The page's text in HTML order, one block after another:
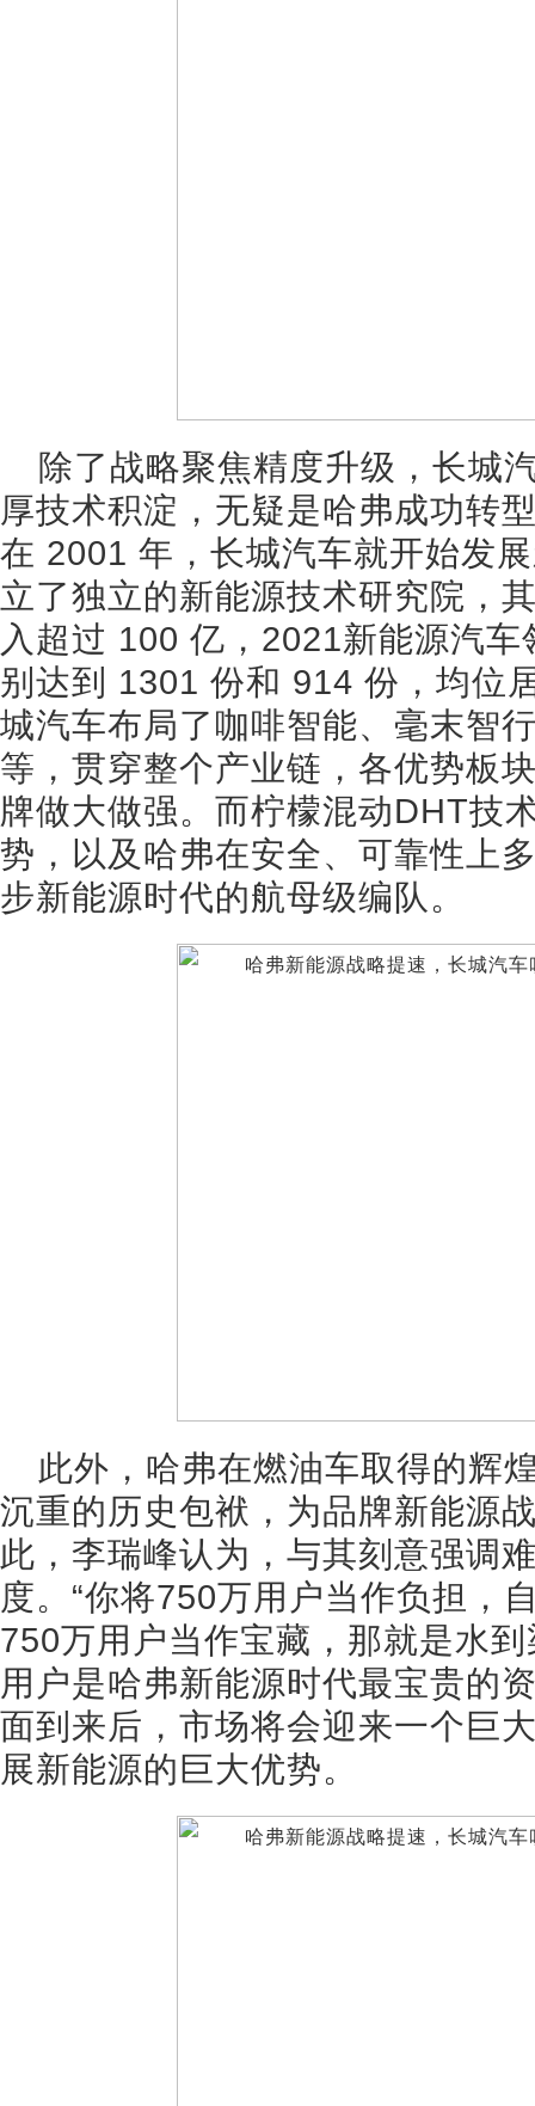
除了战略聚焦精度升级，长城
厚技术积淀，无疑是哈弗成功转
在 2001 年，长城汽车就开始发
立了独立的新能源技术研究院，
入超过 100 亿，2021新能源汽
别达到 1301 份和 914 份，均位
城汽车布局了咖啡智能、毫末智
等，贯穿整个产业链，各优势板
牌做大做强。而柠檬混动DHT技
势，以及哈弗在安全、可靠性上
步新能源时代的航母级编队。
此外，哈弗在燃油车取得的辉
沉重的历史包袱，为品牌新能源
此，李瑞峰认为，与其刻意强调
度。“你将750万用户当作负担，
750万用户当作宝藏，那就是水
用户是哈弗新能源时代最宝贵的
面到来后，市场将会迎来一个巨
展新能源的巨大优势。